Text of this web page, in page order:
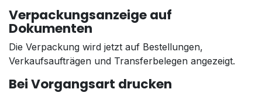
Verpackungsanzeige auf
Dokumenten
Die Verpackung wird jetzt auf Bestellungen,
Verkaufsaufträgen und Transferbelegen angezeigt.
Bei Vorgangsart drucken